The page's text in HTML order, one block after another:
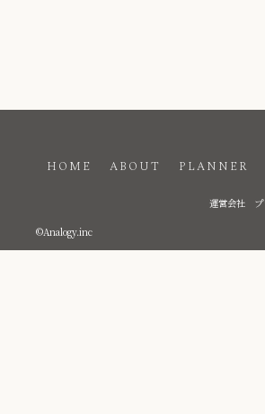
HOME ABOUT PLANNER
運営会社
©Analogy.inc